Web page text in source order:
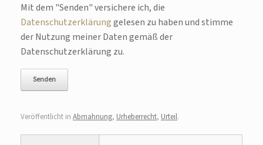
Bitte lasse dieses Feld leer.
Mit dem "Senden" versichere ich, die
Datenschutzerklärunggelesen zu haben und stimme
der Nutzung meiner Daten gemäß der
Datenschutzerklärung zu.
Veröffentlicht in Abmahnung, Urheberrecht, Urteil.